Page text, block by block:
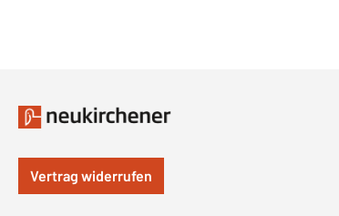
Vertrag widerrufen